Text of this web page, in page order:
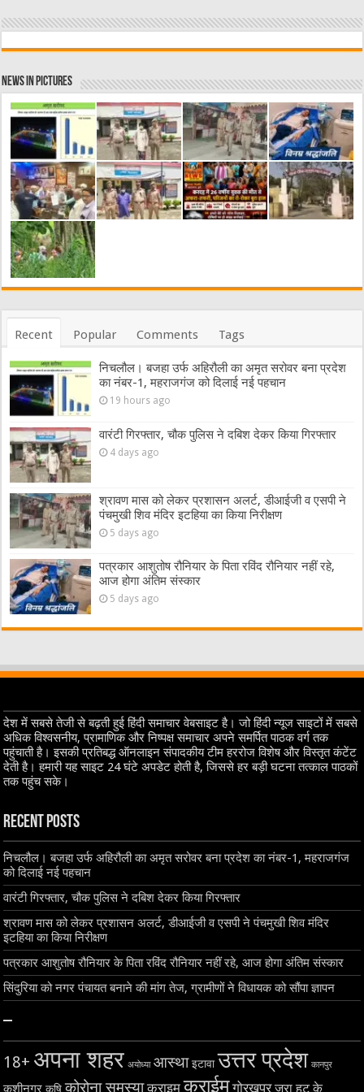
News in Pictures
Recent Popular Comments Tags
निचलौल। बजहा उर्फ अहिरौली का अमृत सरोवर बना प्रदेश
का नंबर-1, महराजगंज को दिलाई नई पहचान
19 hours ago
वारंटी गिरफ्तार, चौक पुलिस ने दबिश देकर किया गिरफ्तार
4 days ago
श्रावण मास को लेकर प्रशासन अलर्ट, डीआईजी व एसपी ने
पंचमुखी शिव मंदिर इटहिया का किया निरीक्षण
5 days ago
पत्रकार आशुतोष रौनियार के पिता रविंद रौनियार नहीं रहे,
आज होगा अंतिम संस्कार
5 days ago
देश में सबसे तेजी से बढ़ती हुई हिंदी समाचार वेबसाइट है। जो हिंदी न्यूज साइटों में सबसे
अधिक विश्वसनीय, प्रामाणिक और निष्पक्ष समाचार अपने समर्पित पाठक वर्ग तक
पहुंचाती है। इसकी प्रतिबद्ध ऑनलाइन संपादकीय टीम हररोज विशेष और विस्तृत कंटेंट
देती है। हमारी यह साइट 24 घंटे अपडेट होती है, जिससे हर बड़ी घटना तत्काल पाठकों
तक पहुंच सके।
Recent Posts
निचलौल। बजहा उर्फ अहिरौली का अमृत सरोवर बना प्रदेश का नंबर-1, महराजगंज
को दिलाई नई पहचान
वारंटी गिरफ्तार, चौक पुलिस ने दबिश देकर किया गिरफ्तार
श्रावण मास को लेकर प्रशासन अलर्ट, डीआईजी व एसपी ने पंचमुखी शिव मंदिर
इटहिया का किया निरीक्षण
पत्रकार आशुतोष रौनियार के पिता रविंद रौनियार नहीं रहे, आज होगा अंतिम संस्कार
सिंदुरिया को नगर पंचायत बनाने की मांग तेज, ग्रामीणों ने विधायक को सौंपा ज्ञापन
–
18+ अपना शहर अयोध्या आस्था इटावा उत्तर प्रदेश कानपुर
कुशीनगर कृषि कोरोना समस्या क्राइम क्राईम गोरखपुर जरा हट के